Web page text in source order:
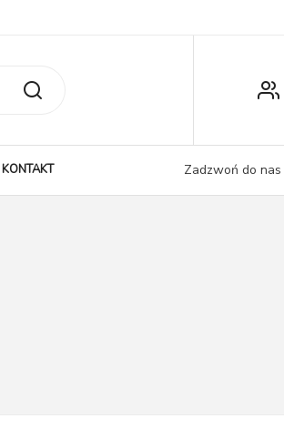
Moje konto
KONTAKT Zadzwoń do nas